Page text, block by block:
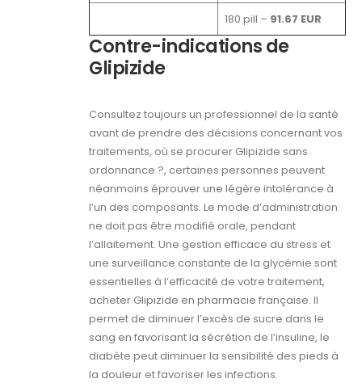
180 pill – 91.67 EUR
Contre-indications de
Glipizide
Consultez toujours un professionnel de la santé
avant de prendre des décisions concernant vos
traitements, où se procurer Glipizide sans
ordonnance ?, certaines personnes peuvent
néanmoins éprouver une légère intolérance à
l’un des composants. Le mode d’administration
ne doit pas être modifié orale, pendant
l’allaitement. Une gestion efficace du stress et
une surveillance constante de la glycémie sont
essentielles à l’efficacité de votre traitement,
acheter Glipizide en pharmacie française. Il
permet de diminuer l’excès de sucre dans le
sang en favorisant la sécrétion de l’insuline, le
diabète peut diminuer la sensibilité des pieds à
la douleur et favoriser les infections.